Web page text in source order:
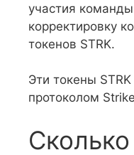
участия
корректировку
токенов STRK.
Эти токены
протоколом